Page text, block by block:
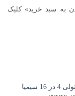
به سبد خرید» کلیک